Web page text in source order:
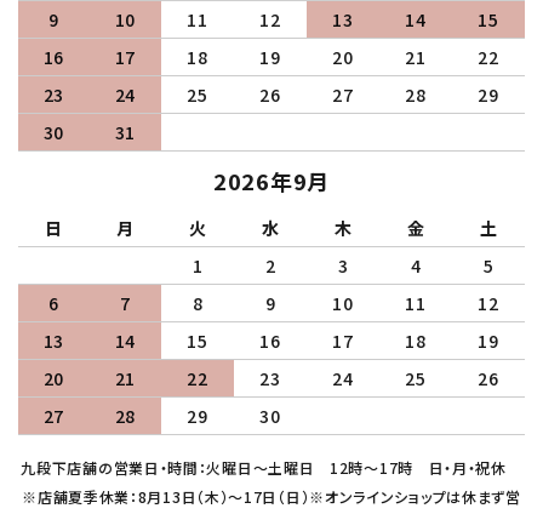
9
10 11 12 13 14
15
16
17 18 19 20 21
22
23
24 25 26 27 28
29
30
31
2026年9月
日 月 火 水 木 金
土
1
2 3 4
5
6
7 8 9 10 11
12
13
14 15 16 17 18
19
20
21 22 23 24 25
26
27
28 29 30
九段下店舗の営業日・時間：火曜日～土曜日 12時～17時 日・月・祝休
※店舗夏季休業：8月13日（木）～17日（日）※オンラインショップは休まず営